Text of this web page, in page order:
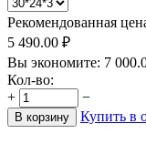
Рекомендованная
5 490.00 ₽
Вы экономите: 7
Кол-во:
+
−
В корзину Купить в